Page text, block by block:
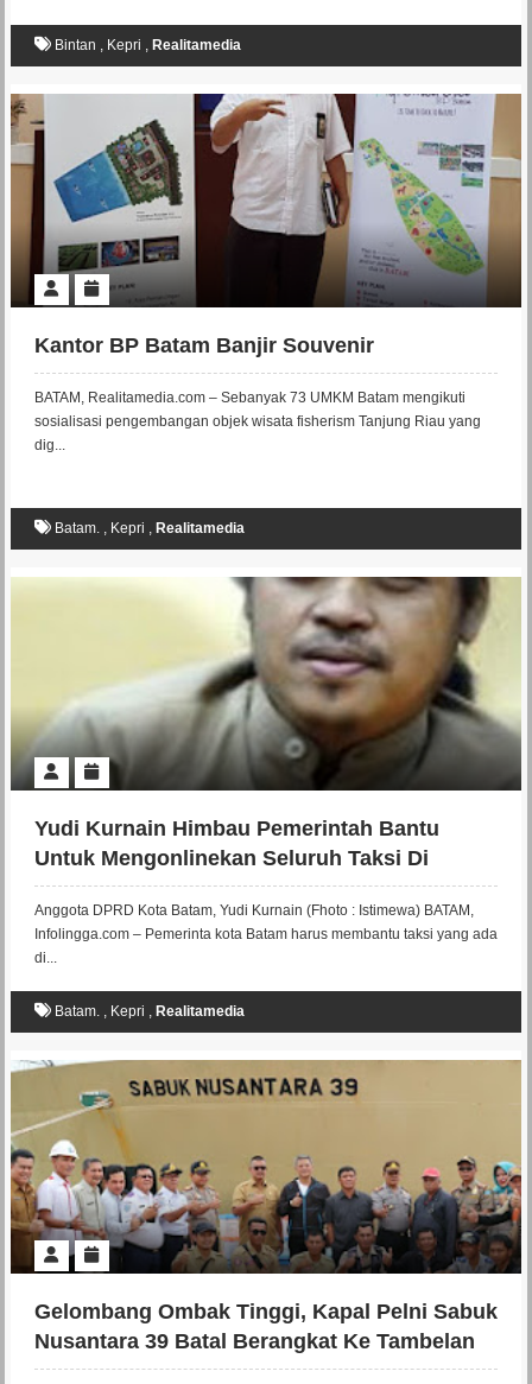
Bintan , Kepri , Realitamedia
Kantor BP Batam Banjir Souvenir
BATAM, Realitamedia.com – Sebanyak 73 UMKM Batam mengikuti
sosialisasi pengembangan objek wisata fisherism Tanjung Riau yang
dig...
Batam., Kepri , Realitamedia
Yudi Kurnain Himbau Pemerintah Bantu
Untuk Mengonlinekan Seluruh Taksi Di
Batam
Anggota DPRD Kota Batam, Yudi Kurnain (Fhoto : Istimewa) BATAM,
Infolingga.com – Pemerinta kota Batam harus membantu taksi yang ada
di...
Batam., Kepri , Realitamedia
Gelombang Ombak Tinggi, Kapal Pelni Sabuk
Nusantara 39 Batal Berangkat Ke Tambelan
Putar Haluan Ke Pelabuhan Kijang